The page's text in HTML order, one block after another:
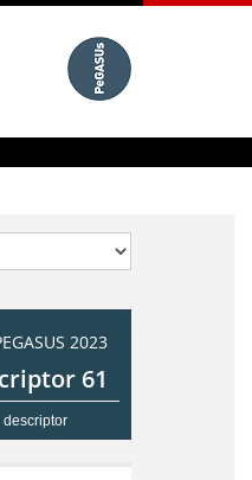
2023
61